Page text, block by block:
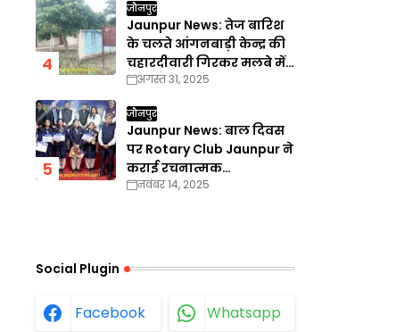
जौनपुर
Jaunpur News: तेज बारिश
के चलते आंगनबाड़ी केन्द्र की
चहारदीवारी गिरकर मलबे में
तब्दील
अगस्त 31, 2025
जौनपुर
Jaunpur News: बाल दिवस
पर Rotary Club Jaunpur ने
कराई रचनात्मक
प्रतियोगिताएँ
नवंबर 14, 2025
Social Plugin
Facebook Whatsapp